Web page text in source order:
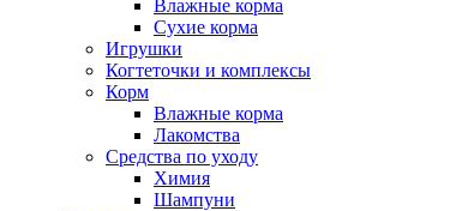
Влажные корма
Сухие корма
Игрушки
Когтеточки и комплексы
Корм
Влажные корма
Лакомства
Средства по уходу
Химия
Шампуни